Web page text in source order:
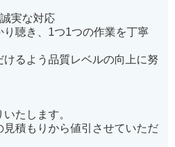
実な対応
聴き、1つ1つの作業を丁寧
るよう品質レベルの向上に努
たします。
積もりから値引させていただ